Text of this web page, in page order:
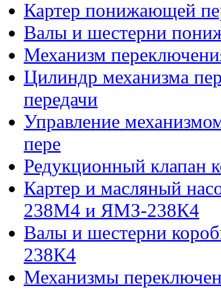
Картер понижающей
Валы и шестерни
Механизм
Цилиндр механизма
передачи
Управление
пере
Редукционный клапан
Картер и масляный
238М4 и ЯМЗ-238К4
Валы и шестерни
238К4
Механизмы